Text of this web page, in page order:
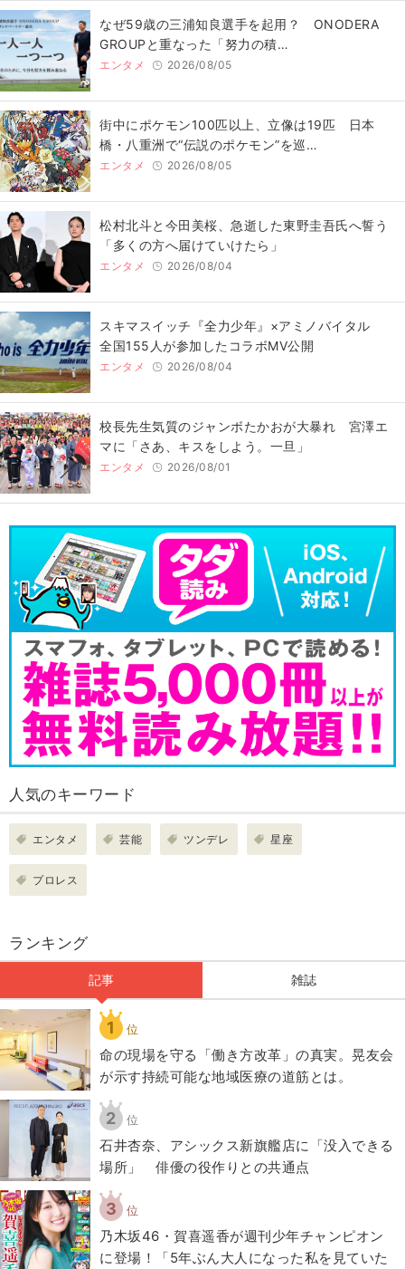
なぜ59歳の三浦知良選手を起用？ ONODERA
GROUPと重なった「努力の積…
エンタメ 2026/08/05
街中にポケモン100匹以上、立像は19匹 日本
橋・八重洲で“伝説のポケモン”を巡…
エンタメ 2026/08/05
松村北斗と今田美桜、急逝した東野圭吾氏へ誓う
「多くの方へ届けていけたら」
エンタメ 2026/08/04
スキマスイッチ『全力少年』×アミノバイタル
全国155人が参加したコラボMV公開
エンタメ 2026/08/04
校長先生気質のジャンボたかおが大暴れ 宮澤エ
マに「さあ、キスをしよう。一旦」
エンタメ 2026/08/01
人気のキーワード
エンタメ 芸能 ツンデレ 星座
プロレス
ランキング
記事 雑誌
1 位
​命の現場を守る「働き方改革」の真実。晃友会
が示す持続可能な地域医療の道筋とは。
2 位
石井杏奈、アシックス新旗艦店に「没入できる
場所」 俳優の役作りとの共通点
3 位
乃木坂46・賀喜遥香が週刊少年チャンピオン
に登場！「5年ぶん大人になった私を見ていた